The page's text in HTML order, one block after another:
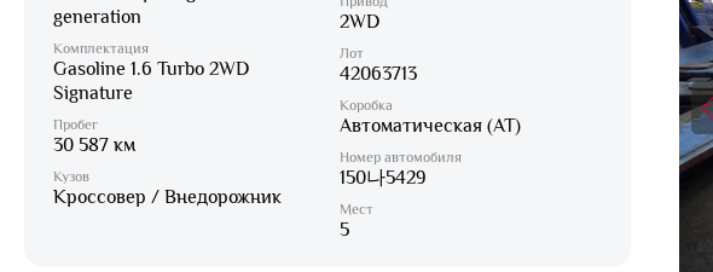
generation
Комплектация
Gasoline 1.6 Turbo 2WD
Signature
Пробег
30 587 км
Кузов
Кроссовер / Внедорожник
2WD
Лот
42063713
Коробка
Автоматическая (AT)
Номер автомобиля
150나5429
Мест
5